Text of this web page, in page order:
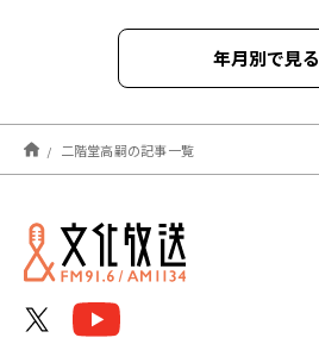
年月別で見る
2026年08月
2026年07月
2026年05月
二階堂高嗣の記事一覧